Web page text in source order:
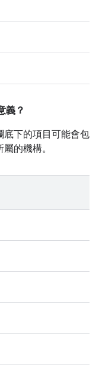
義？
底下的項目可能會包
的機構。